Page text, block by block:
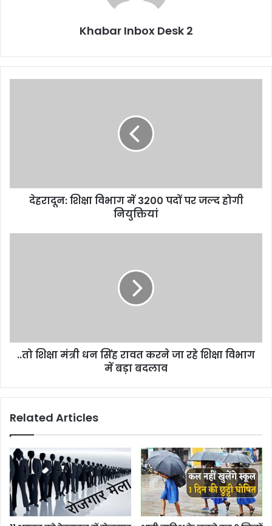
Khabar Inbox Desk 2
होगी
नियुक्तियांदेहरादून: शिक्षा विभाग में 3200 पदों पर जल्द होगी
नियुक्तियां
रहे
शिक्षा..तो शिक्षा मंत्री धन सिंह रावत करने जा रहे शिक्षा विभाग
में बड़ा बदलाव
Related Articles